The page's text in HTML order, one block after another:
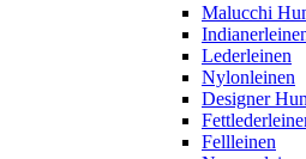
Malucchi
Lederleinen
Nylonleinen
Designer
Fellleinen